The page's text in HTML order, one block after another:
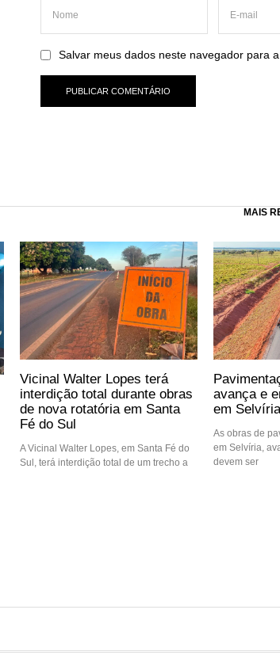
Salvar meus dados neste navegador para
MAIS
Vicinal Walter Lopes terá
interdição total durante obras
de nova rotatória em Santa
Fé do Sul
A Vicinal Walter Lopes, em Santa Fé do
Sul, terá interdição total de um trecho a
avança e
em Selvíria
As obras de
em Selvíria,
devem ser